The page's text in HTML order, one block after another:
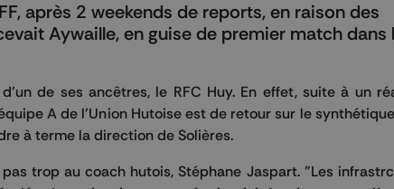
après 2 weekends de reports, en raison des
Aywaille, en guise de premier match dans
de ses ancêtres, le RFC Huy. En effet, suite à un
A de l'Union Hutoise est de retour sur le
à terme la direction de Solières.
trop au coach hutois, Stéphane Jaspart. "Les